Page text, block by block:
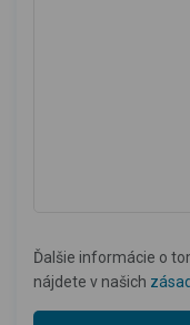
Ďalšie informácie o
nájdete v našich